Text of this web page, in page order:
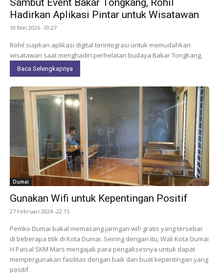
Sambut Event Bakar Tongkang, Rohil
Hadirkan Aplikasi Pintar untuk Wisatawan
10 Mei 2026 -10:27
Rohil siapkan aplikasi digital terintegrasi untuk memudahkan
wisatawan saat menghadiri perhelatan budaya Bakar Tongkang.
Baca Selengkapnya
Dumai
Gunakan Wifi untuk Kepentingan Positif
27 Februari 2024 -22:15
Pemko Dumai bakal memasang jaringan wifi gratis yang tersebar
di beberapa titik di Kota Dumai. Seiring dengan itu, Wali Kota Dumai
H Paisal SKM Mars mengajak para pengaksesnya untuk dapat
mempergunakan fasilitas dengan baik dan buat kepentingan yang
positif.